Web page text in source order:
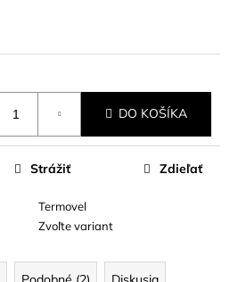
DO KOŠÍKA
Termovel
Zvoľte variant
Strážiť Zdieľať